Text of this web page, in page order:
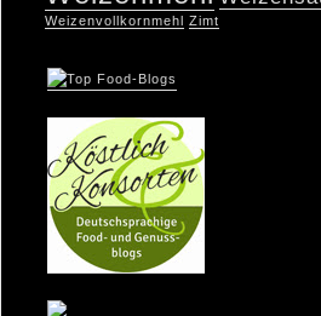
Weizenvollkornmehl Zimt